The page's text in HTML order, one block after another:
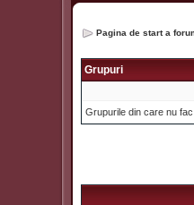
Pagina de start a
Grupuri
Grupurile din care nu